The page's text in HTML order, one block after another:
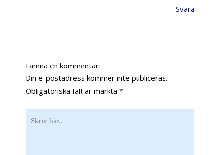
Svara
Lämna en kommentar
Din e-postadress kommer inte publiceras.
Obligatoriska fält är märkta*